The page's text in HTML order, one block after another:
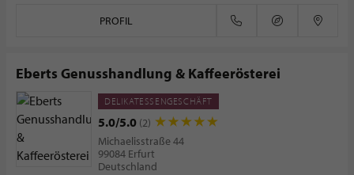
PROFIL
Eberts Genusshandlung & Kaffeerösterei
DELIKATESSENGESCHÄFT
5.0/5.0 (2)
Michaelisstraße 44
99084 Erfurt
Deutschland